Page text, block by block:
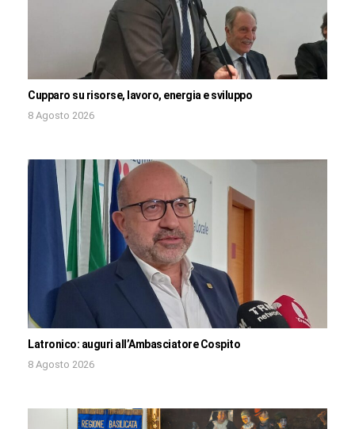
Cupparo su risorse, lavoro, energia e sviluppo
8 Agosto 2026
Latronico: auguri all’Ambasciatore Cospito
8 Agosto 2026